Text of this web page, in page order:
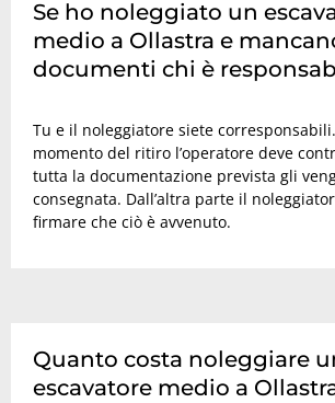
Se ho noleggiato un
medio a Ollastra e
documenti chi è
Tu e il noleggiatore siete
momento del ritiro l’operatore deve
tutta la documentazione prevista gli
consegnata. Dall’altra parte il
firmare che ciò è avvenuto.
Quanto costa noleggiare
escavatore medio a